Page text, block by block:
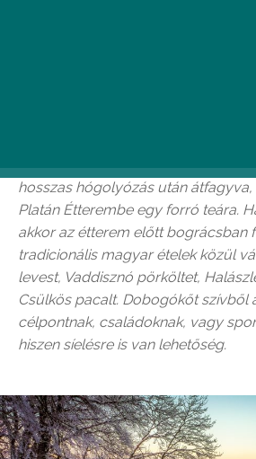
láttán szinte azonnal
hosszas hógolyózás után
Platán Étterembe egy forró teára.
akkor az étterem előtt bográcsban
tradicionális magyar ételek közül
levest, Vaddisznó pörköltet,
Csülkös pacalt. Dobogókőt szívből
célpontnak, családoknak, vagy
hiszen síelésre is van lehetőség.